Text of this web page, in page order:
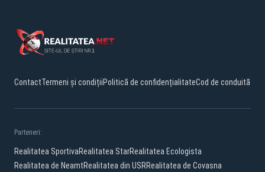
ContactTermeni și condițiiPolitică de confidențialitateCod de conduită
Parteneri:
Realitatea SportivaRealitatea StarRealitatea Ecologista
Realitatea de NeamtRealitatea din USRRealitatea de Covasna